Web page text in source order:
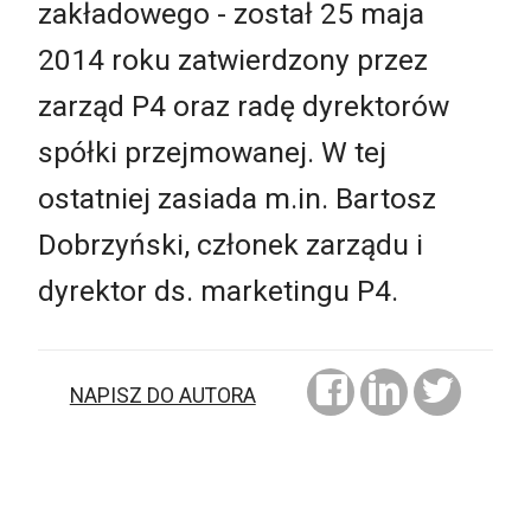
zakładowego - został 25 maja
2014 roku zatwierdzony przez
zarząd P4 oraz radę dyrektorów
spółki przejmowanej. W tej
ostatniej zasiada m.in. Bartosz
Dobrzyński, członek zarządu i
dyrektor ds. marketingu P4.
NAPISZ DO AUTORA